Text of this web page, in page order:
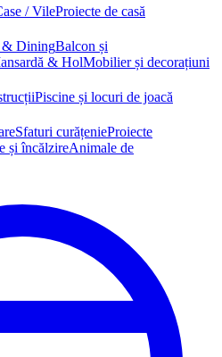
/ VileProiecte de casă
DiningBalcon și
& HolMobilier și decorațiuni
Piscine și locuri de joacă
Sfaturi curățenieProiecte
și încălzireAnimale de